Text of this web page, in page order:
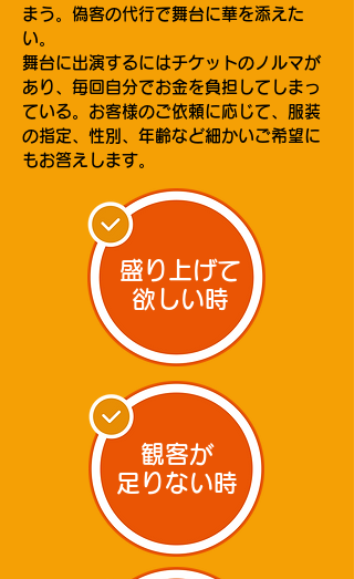
まう。偽客の代行で舞台に華を添えた
い。
舞台に出演するにはチケットのノルマが
あり、毎回自分でお金を負担してしまっ
ている。お客様のご依頼に応じて、服装
の指定、性別、年齢など細かいご希望に
もお答えします。
盛り上げて
欲しい時
観客が
足りない時